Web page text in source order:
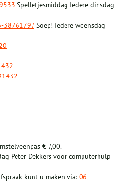
Spelletjesmiddag Iedere dinsdag
38761797 Soep! Iedere woensdag
€ 7,00.
Peter Dekkers voor computerhulp
kunt u maken via: 06-